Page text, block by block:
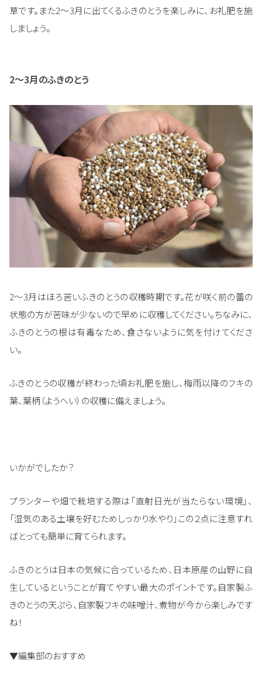
草です。また2～3月に出てくるふきのとうを楽しみに、お礼肥を施
しましょう。
2～3月のふきのとう
2～3月はほろ苦いふきのとうの収穫時期です。花が咲く前の蕾の
状態の方が苦味が少ないので早めに収穫してください。ちなみに、
ふきのとうの根は有毒なため、食さないように気を付けてくださ
い。
ふきのとうの収穫が終わった頃お礼肥を施し、梅雨以降のフキの
葉、葉柄（ようへい）の収穫に備えましょう。
いかがでしたか？
プランターや畑で栽培する際は「直射日光が当たらない環境」、
「湿気のある土壌を好むためしっかり水やり」この２点に注意すれ
ばとっても簡単に育てられます。
ふきのとうは日本の気候に合っているため、日本原産の山野に自
生しているということが育てやすい最大のポイントです。自家製ふ
きのとうの天ぷら、自家製フキの味噌汁、煮物が今から楽しみです
ね！
▼編集部のおすすめ